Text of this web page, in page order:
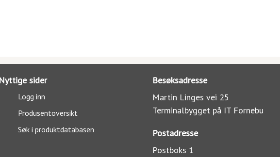
Nyttige sider
Logg inn
Produsentoversikt
Søk i produktdatabasen
Besøksadresse
Martin Linges vei 25
Terminalbygget på IT Fornebu
Postadresse
Postboks 1